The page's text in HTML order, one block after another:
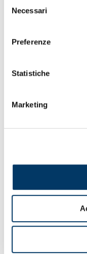
delNecessari
Preferenze
Statistiche
Marketing
Il video e gli